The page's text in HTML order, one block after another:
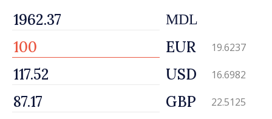
MDL
EUR 19.6237
USD 16.6982
GBP 22.5125